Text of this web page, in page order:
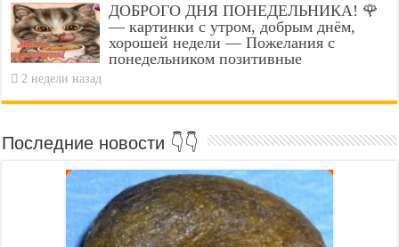
ДОБРОГО ДНЯ ПОНЕДЕЛЬНИКА! 🌹
— картинки с утром, добрым днём,
хорошей недели — Пожелания с
понедельником позитивные
2 недели назад
Последние новости 👇👇